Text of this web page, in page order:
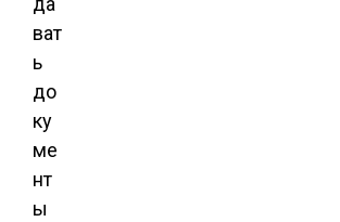
ват
ь
до
ку
ме
нт
ы